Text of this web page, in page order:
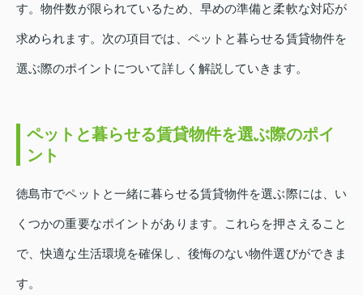
す。物件数が限られているため、早めの準備と柔軟な対応が
求められます。次の項目では、ペットと暮らせる賃貸物件を
選ぶ際のポイントについて詳しく解説していきます。
ペットと暮らせる賃貸物件を選ぶ際のポイ
ント
徳島市でペットと一緒に暮らせる賃貸物件を選ぶ際には、い
くつかの重要なポイントがあります。これらを押さえること
で、快適な生活環境を確保し、後悔のない物件選びができま
す。